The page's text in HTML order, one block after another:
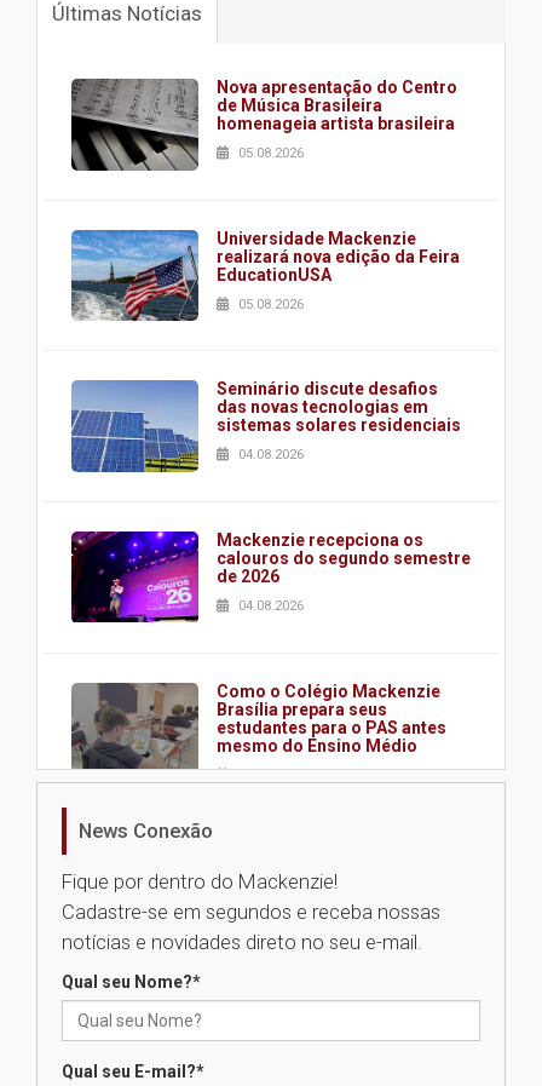
Últimas Notícias
Nova apresentação do Centro
de Música Brasileira
homenageia artista brasileira
05.08.2026
Universidade Mackenzie
realizará nova edição da Feira
EducationUSA
05.08.2026
Seminário discute desafios
das novas tecnologias em
sistemas solares residenciais
04.08.2026
Mackenzie recepciona os
calouros do segundo semestre
de 2026
04.08.2026
Como o Colégio Mackenzie
Brasília prepara seus
estudantes para o PAS antes
mesmo do Ensino Médio
04.08.2026
na educação dos filhos além da
escola
04.08.2026
docentes para debater
News Conexão
Fique por dentro do Mackenzie!
Cadastre-se em segundos e receba nossas
notícias e novidades direto no seu e-mail.
Qual seu Nome?*
Qual seu E-mail?*